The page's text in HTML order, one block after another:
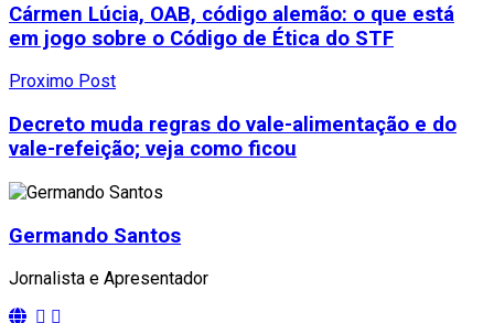
Cármen Lúcia, OAB, código alemão: o que está
em jogo sobre o Código de Ética do STF
Proximo Post
Decreto muda regras do vale-alimentação e do
vale-refeição; veja como ficou
Germando Santos
Jornalista e Apresentador